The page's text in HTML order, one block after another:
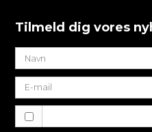
Tilmeld dig vores